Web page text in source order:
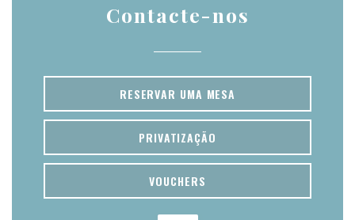
Contacte-nos
RESERVAR UMA MESA
PRIVATIZAÇÃO
VOUCHERS